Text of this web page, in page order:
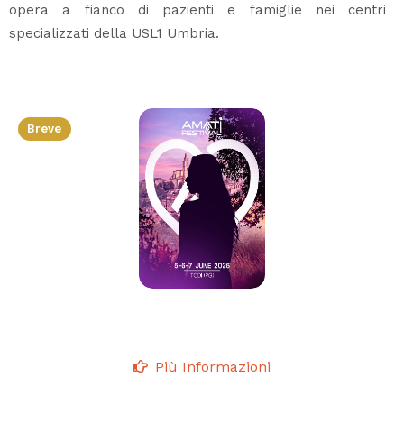
opera a fianco di pazienti e famiglie nei centri
specializzati della USL1 Umbria.
Breve
Più Informazioni